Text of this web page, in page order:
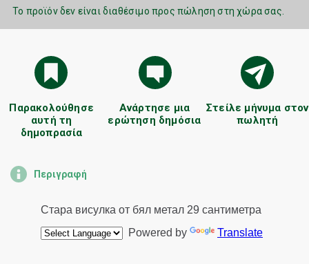
Το προϊόν δεν είναι διαθέσιμο προς πώληση στη χώρα σας.
Παρακολούθησε
αυτή τη
δημοπρασία
Ανάρτησε μια
ερώτηση δημόσια
Στείλε μήνυμα στον
πωλητή
Περιγραφή